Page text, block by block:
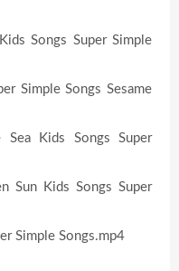
Songs Super Simple
Simple Songs Sesame
Kids Songs Super
Kids Songs Super
Simple Songs.mp4